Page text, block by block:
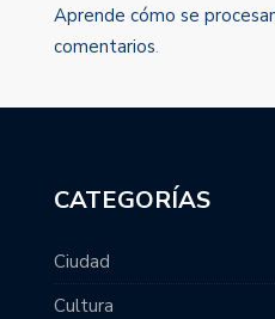
Aprende cómo se
comentarios.
CATEGORÍAS
Ciudad
Cultura